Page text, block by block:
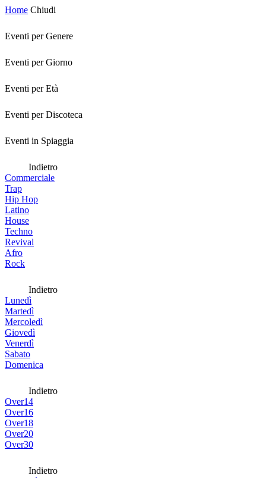
Home Chiudi
Eventi per Genere
Eventi per Giorno
Eventi per Età
Eventi per Discoteca
Eventi in Spiaggia
Indietro
Commerciale
Trap
Hip Hop
Latino
House
Techno
Revival
Afro
Rock
Indietro
Lunedì
Martedì
Mercoledì
Giovedì
Venerdì
Sabato
Domenica
Indietro
Over14
Over16
Over18
Over20
Over30
Indietro